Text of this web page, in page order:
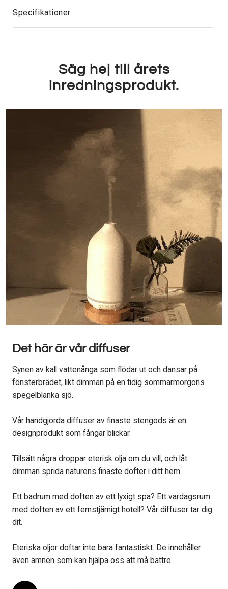
Specifikationer
Säg hej till årets
inredningsprodukt.
Det här är vår diffuser
Synen av kall vattenånga som flödar ut och dansar på
fönsterbrädet, likt dimman på en tidig sommarmorgons
spegelblanka sjö.
Vår handgjorda diffuser av finaste stengods är en
designprodukt som fångar blickar.
Tillsätt några droppar eterisk olja om du vill, och låt
dimman sprida naturens finaste dofter i ditt hem.
Ett badrum med doften av ett lyxigt spa? Ett vardagsrum
med doften av ett femstjärnigt hotell? Vår diffuser tar dig
dit.
Eteriska oljor doftar inte bara fantastiskt. De innehåller
även ämnen som kan hjälpa oss att må bättre.